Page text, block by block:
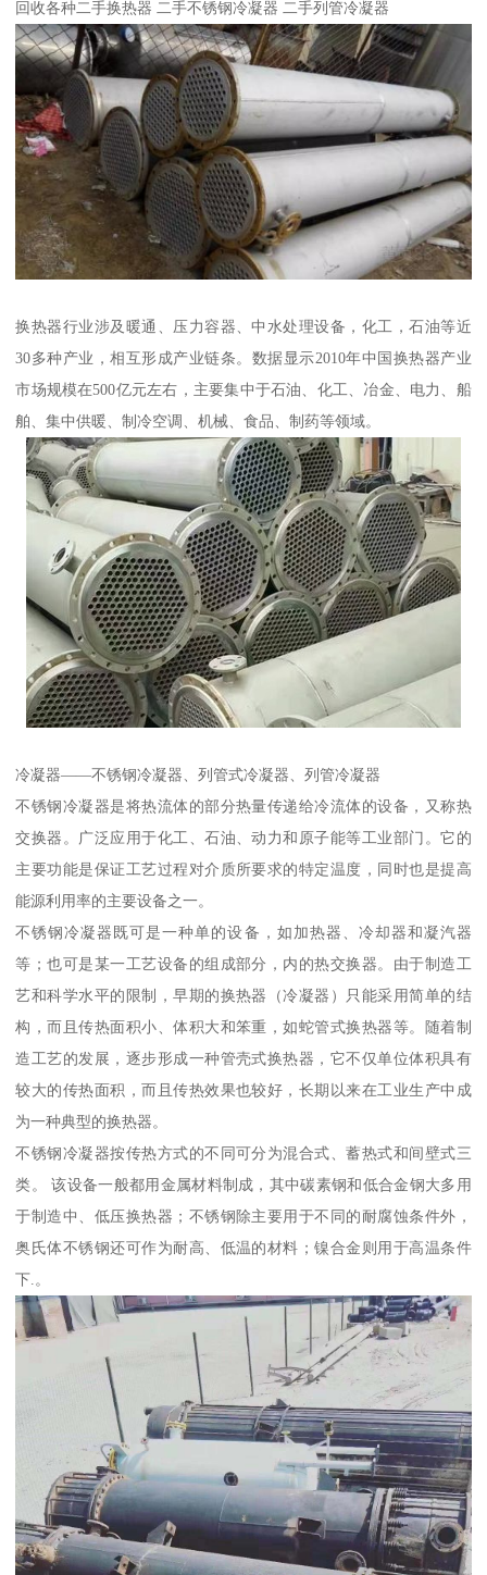
回收各种二手换热器 二手不锈钢冷凝器 二手列管冷凝器
换热器行业涉及暖通、压力容器、中水处理设备，化工，石油等近
30多种产业，相互形成产业链条。数据显示2010年中国换热器产业
市场规模在500亿元左右，主要集中于石油、化工、冶金、电力、船
舶、集中供暖、制冷空调、机械、食品、制药等领域。
冷凝器——不锈钢冷凝器、列管式冷凝器、列管冷凝器
不锈钢冷凝器是将热流体的部分热量传递给冷流体的设备，又称热
交换器。广泛应用于化工、石油、动力和原子能等工业部门。它的
主要功能是保证工艺过程对介质所要求的特定温度，同时也是提高
能源利用率的主要设备之一。
不锈钢冷凝器既可是一种单的设备，如加热器、冷却器和凝汽器
等；也可是某一工艺设备的组成部分，内的热交换器。由于制造工
艺和科学水平的限制，早期的换热器（冷凝器）只能采用简单的结
构，而且传热面积小、体积大和笨重，如蛇管式换热器等。随着制
造工艺的发展，逐步形成一种管壳式换热器，它不仅单位体积具有
较大的传热面积，而且传热效果也较好，长期以来在工业生产中成
为一种典型的换热器。
不锈钢冷凝器按传热方式的不同可分为混合式、蓄热式和间壁式三
类。 该设备一般都用金属材料制成，其中碳素钢和低合金钢大多用
于制造中、低压换热器；不锈钢除主要用于不同的耐腐蚀条件外，
奥氏体不锈钢还可作为耐高、低温的材料；镍合金则用于高温条件
下.。